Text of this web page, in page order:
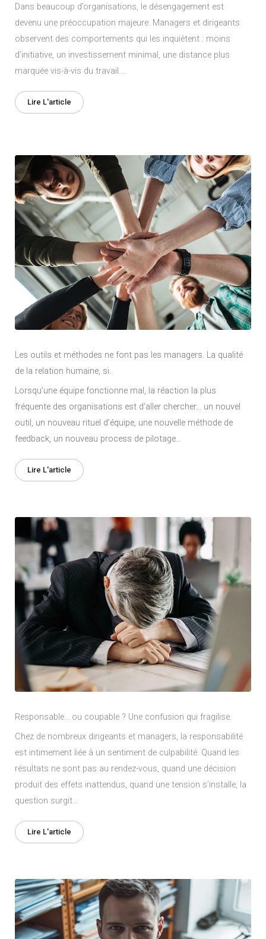
Dans beaucoup d’organisations, le désengagement est
devenu une préoccupation majeure. Managers et dirigeants
observent des comportements qui les inquiètent : moins
d’initiative, un investissement minimal, une distance plus
marquée vis-à-vis du travail....
Lire L'article
Les outils et méthodes ne font pas les managers. La qualité
de la relation humaine, si.
Lorsqu’une équipe fonctionne mal, la réaction la plus
fréquente des organisations est d’aller chercher… un nouvel
outil, un nouveau rituel d’équipe, une nouvelle méthode de
feedback, un nouveau process de pilotage…
Lire L'article
Responsable… ou coupable ? Une confusion qui fragilise.
Chez de nombreux dirigeants et managers, la responsabilité
est intimement liée à un sentiment de culpabilité. Quand les
résultats ne sont pas au rendez-vous, quand une décision
produit des effets inattendus, quand une tension s’installe, la
question surgit…
Lire L'article